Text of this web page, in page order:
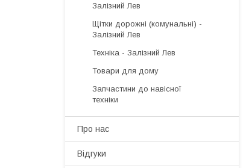
Залізний Лев
Щітки дорожні (комунальні) -
Залізний Лев
Техніка - Залізний Лев
Товари для дому
Запчастини до навісної
техніки
Про нас
Відгуки